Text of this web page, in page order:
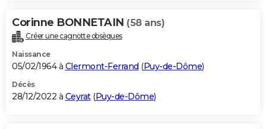
Corinne BONNETAIN (58 ans)
Créer une cagnotte obsèques
Naissance
05/02/1964 à Clermont-Ferrand (Puy-de-Dôme)
Décès
28/12/2022 à Ceyrat(Puy-de-Dôme)